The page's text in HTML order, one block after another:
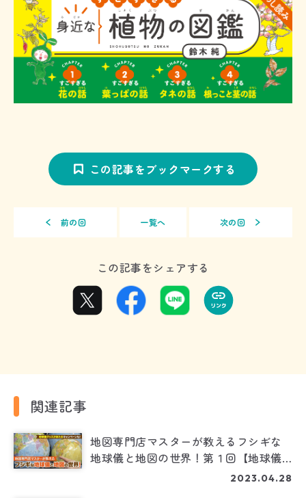
この記事をブックマークする
前の回 一覧へ 次の回
この記事をシェアする
関連記事
地図専門店マスターが教えるフシギな
地球儀と地図の世界！第１回【地球儀
グッズがあたるキャンペーンも！】
2023.04.28